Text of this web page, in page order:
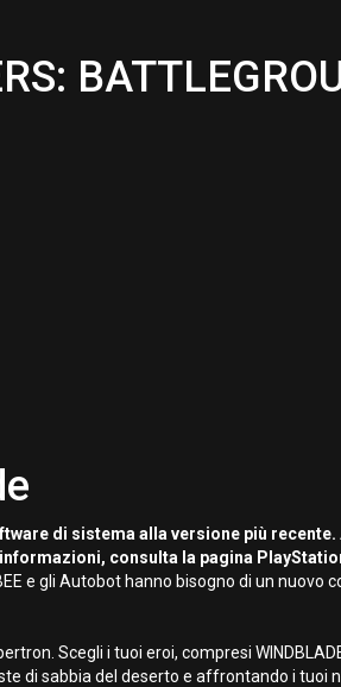
di sistema alla versione più
consulta la pagina
e gli Autobot hanno bisogno di un
Scegli i tuoi eroi, compresi
di sabbia del deserto e affrontando i tuoi